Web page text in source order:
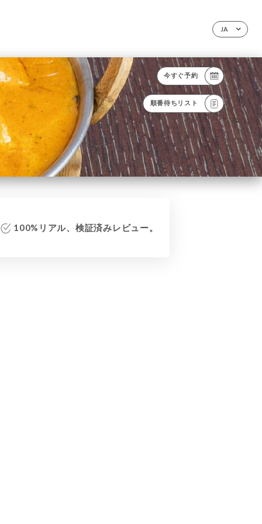
JA
今すぐ予約
順番待ちリスト
100%リアル、検証済みレビュー。